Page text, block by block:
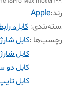
Apple
: کابل،
:کابل شارژر
کابل شارژ
کابل دو
کابل